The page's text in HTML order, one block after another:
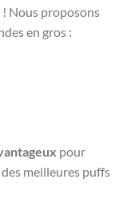
! Nous proposons
en gros :
pour
meilleures puffs